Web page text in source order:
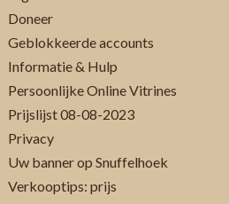
Doneer
Geblokkeerde accounts
Informatie & Hulp
Persoonlijke Online Vitrines
Prijslijst 08-08-2023
Privacy
Uw banner op Snuffelhoek
Verkooptips: prijs